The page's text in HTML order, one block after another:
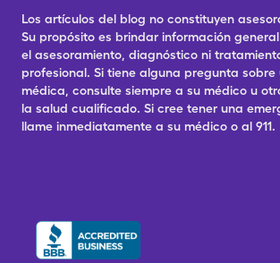
Los artículos del blog no constituyen
Su propósito es brindar información
el asesoramiento, diagnóstico ni
profesional. Si tiene alguna pregunta
médica, consulte siempre a su médico u
la salud cualificado. Si cree tener una
llame inmediatamente a su médico o al 911.